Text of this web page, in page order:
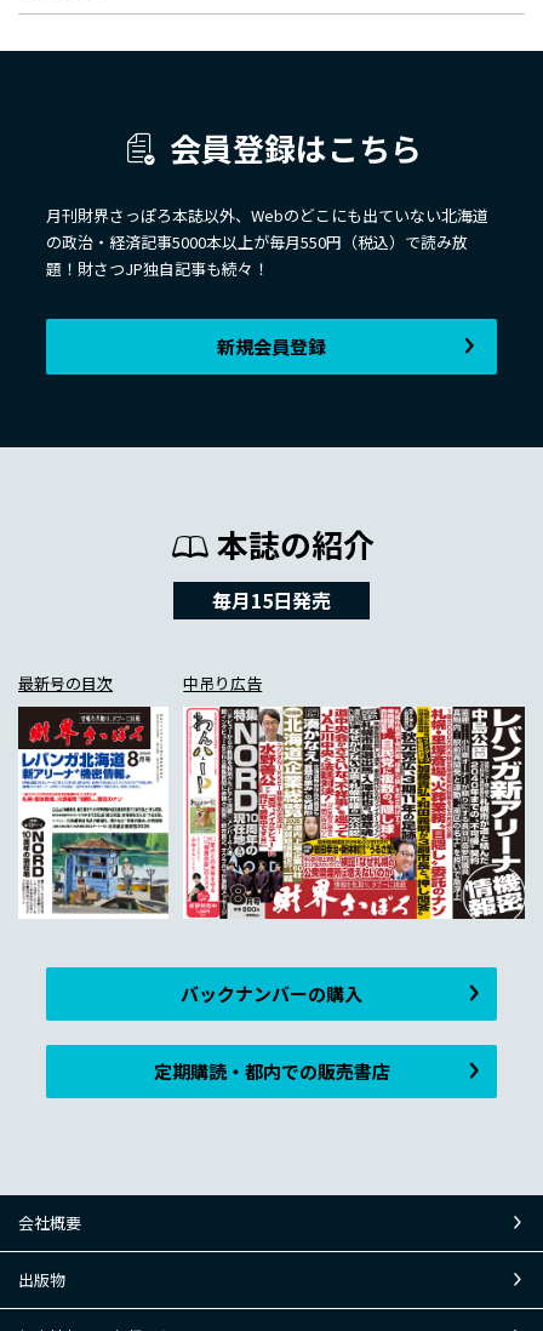
会員登録はこちら
月刊財界さっぽろ本誌以外、Webのどこにも出ていない北海道
の政治・経済記事5000本以上が毎月550円（税込）で読み放
題！財さつJP独自記事も続々！
新規会員登録
本誌の紹介
毎月15日発売
最新号の目次 中吊り広告
バックナンバーの購入
定期購読・都内での販売書店
会社概要
出版物